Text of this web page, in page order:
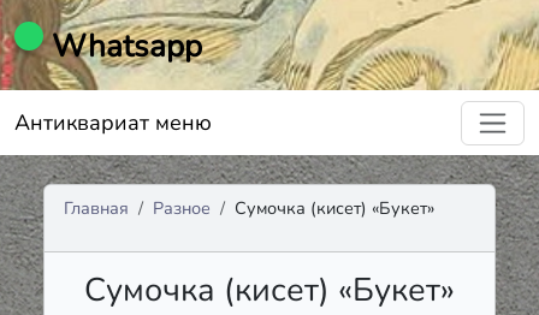
Whatsapp
Антиквариат меню
Главная Разное Сумочка (кисет) «Букет»
Сумочка (кисет) «Букет»